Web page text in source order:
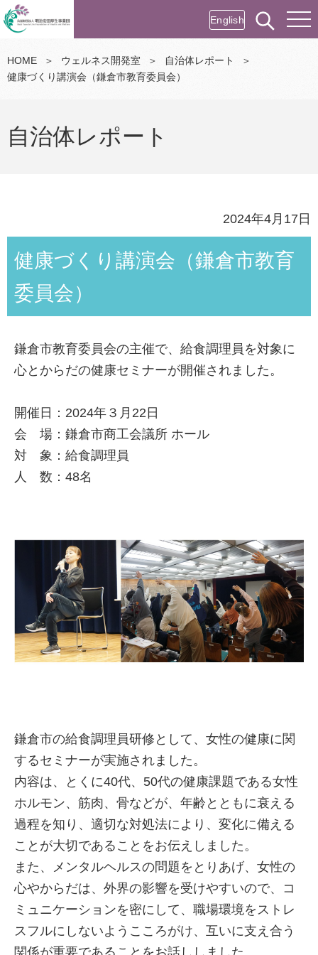
English
HOME ＞ ウェルネス開発室 ＞ 自治体レポート
＞
健康づくり講演会（鎌倉市教育委員会）
自治体レポート
2024年4月17日
健康づくり講演会（鎌倉市教育
委員会）
鎌倉市教育委員会の主催で、給食調理員を対象に
心とからだの健康セミナーが開催されました。
開催日：2024年３月22日
会 場：鎌倉市商工会議所 ホール
対 象：給食調理員
人 数：48名
鎌倉市の給食調理員研修として、女性の健康に関
するセミナーが実施されました。
内容は、とくに40代、50代の健康課題である女性
ホルモン、筋肉、骨などが、年齢とともに衰える
過程を知り、適切な対処法により、変化に備える
ことが大切であることをお伝えしました。
また、メンタルヘルスの問題をとりあげ、女性の
心やからだは、外界の影響を受けやすいので、コ
ミュニケーションを密にして、職場環境をストレ
スフルにしないようこころがけ、互いに支え合う
関係が重要であることをお話ししました。